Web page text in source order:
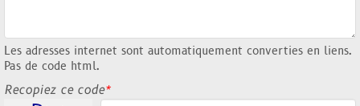
Les adresses internet sont automatiquement converties en liens.
Pas de code html.
Recopiez ce code*